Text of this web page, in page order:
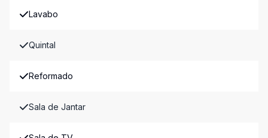
Lavabo
Quintal
Reformado
Sala de Jantar